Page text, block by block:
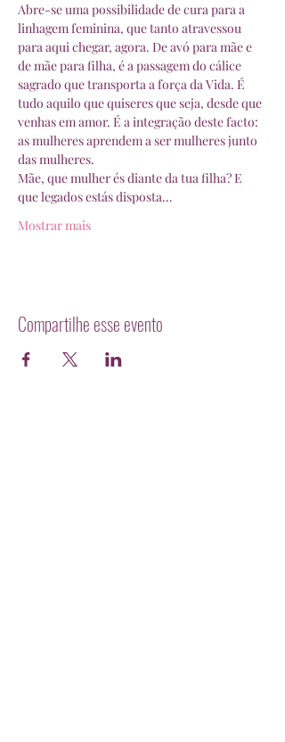
Abre-se uma possibilidade de cura para a
linhagem feminina, que tanto atravessou
para aqui chegar, agora. De avó para mãe e
de mãe para filha, é a passagem do cálice
sagrado que transporta a força da Vida. É
tudo aquilo que quiseres que seja, desde que
venhas em amor. É a integração deste facto:
as mulheres aprendem a ser mulheres junto
das mulheres.
Mãe, que mulher és diante da tua filha? E
que legados estás disposta…
Mostrar mais
Compartilhe esse evento